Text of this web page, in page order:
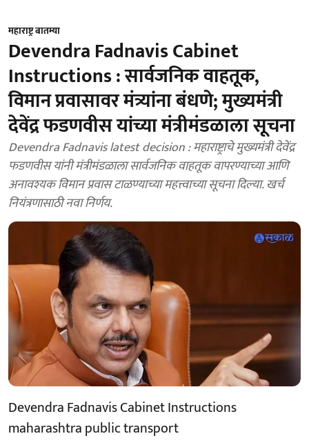
महाराष्ट्र बातम्या
Devendra Fadnavis Cabinet
Instructions : सार्वजनिक वाहतूक,
विमान प्रवासावर मंत्र्यांना बंधणे; मुख्यमंत्री
देवेंद्र फडणवीस यांच्या मंत्रीमंडळाला सूचना
Devendra Fadnavis latest decision : महाराष्ट्राचे मुख्यमंत्री देवेंद्र
फडणवीस यांनी मंत्रीमंडळाला सार्वजनिक वाहतूक वापरण्याच्या आणि
अनावश्यक विमान प्रवास टाळण्याच्या महत्त्वाच्या सूचना दिल्या. खर्च
नियंत्रणासाठी नवा निर्णय.
Devendra Fadnavis Cabinet Instructions
maharashtra public transport